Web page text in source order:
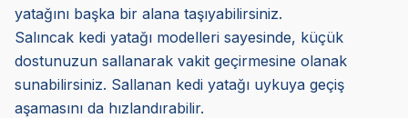
yatağını başka bir alana taşıyabilirsiniz.
Salıncak kedi yatağı modelleri sayesinde, küçük
dostunuzun sallanarak vakit geçirmesine olanak
sunabilirsiniz. Sallanan kedi yatağı uykuya geçiş
aşamasını da hızlandırabilir.